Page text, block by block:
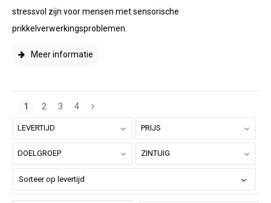
stressvol zijn voor mensen met sensorische
prikkelverwerkingsproblemen.
Meer informatie
1 2 3 4
LEVERTIJD PRIJS
DOELGROEP ZINTUIG